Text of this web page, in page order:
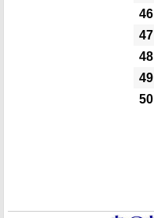
46
47
48
49
50